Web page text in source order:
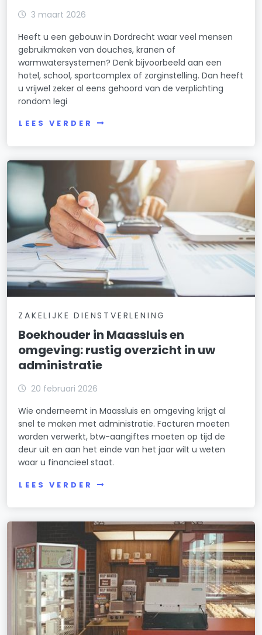
3 maart 2026
Heeft u een gebouw in Dordrecht waar veel mensen
gebruikmaken van douches, kranen of
warmwatersystemen? Denk bijvoorbeeld aan een
hotel, school, sportcomplex of zorginstelling. Dan heeft
u vrijwel zeker al eens gehoord van de verplichting
rondom legi
LEES VERDER
ZAKELIJKE DIENSTVERLENING
Boekhouder in Maassluis en
omgeving: rustig overzicht in uw
administratie
20 februari 2026
Wie onderneemt in Maassluis en omgeving krijgt al
snel te maken met administratie. Facturen moeten
worden verwerkt, btw-aangiftes moeten op tijd de
deur uit en aan het einde van het jaar wilt u weten
waar u financieel staat.
LEES VERDER